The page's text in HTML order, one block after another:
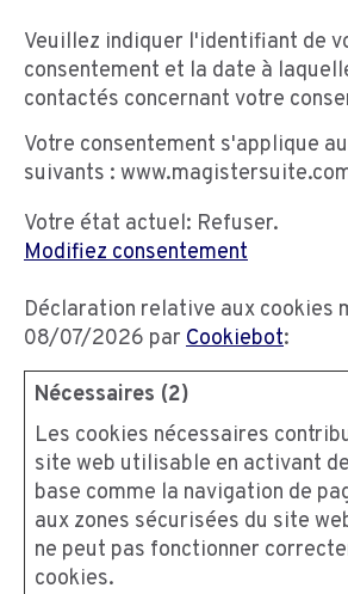
Veuillez indiquer l'identifiant de
consentement et la date à
contactés concernant votre
Votre consentement s'applique
suivants :
Votre état ​​actuel: Refuser.
Modifiez consentement
Déclaration relative aux cookies
08/07/2026 par Cookiebot:
Nécessaires (2)
Les cookies nécessaires
site web utilisable en activant
base comme la navigation de
aux zones sécurisées du site
ne peut pas fonctionner
cookies.